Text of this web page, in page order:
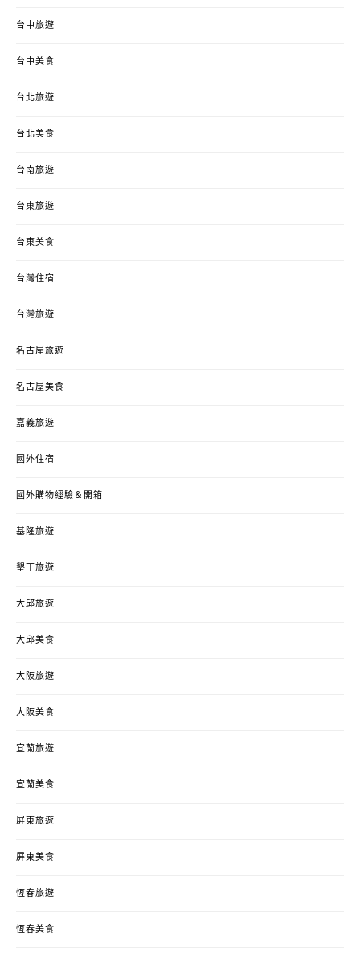
台中旅遊
台中美食
台北旅遊
台北美食
台南旅遊
台東旅遊
台東美食
台灣住宿
台灣旅遊
名古屋旅遊
名古屋美食
嘉義旅遊
國外住宿
國外購物經驗＆開箱
基隆旅遊
墾丁旅遊
大邱旅遊
大邱美食
大阪旅遊
大阪美食
宜蘭旅遊
宜蘭美食
屏東旅遊
屏東美食
恆春旅遊
恆春美食